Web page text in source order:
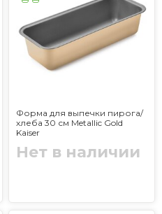
Форма для выпечки пирога/
хлеба 30 см Metallic Gold
Kaiser
Нет в наличии